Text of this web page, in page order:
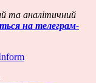
та аналітичний
на телеграм-